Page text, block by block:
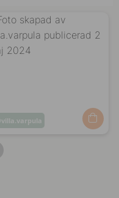
Inlägg
villa.varpula